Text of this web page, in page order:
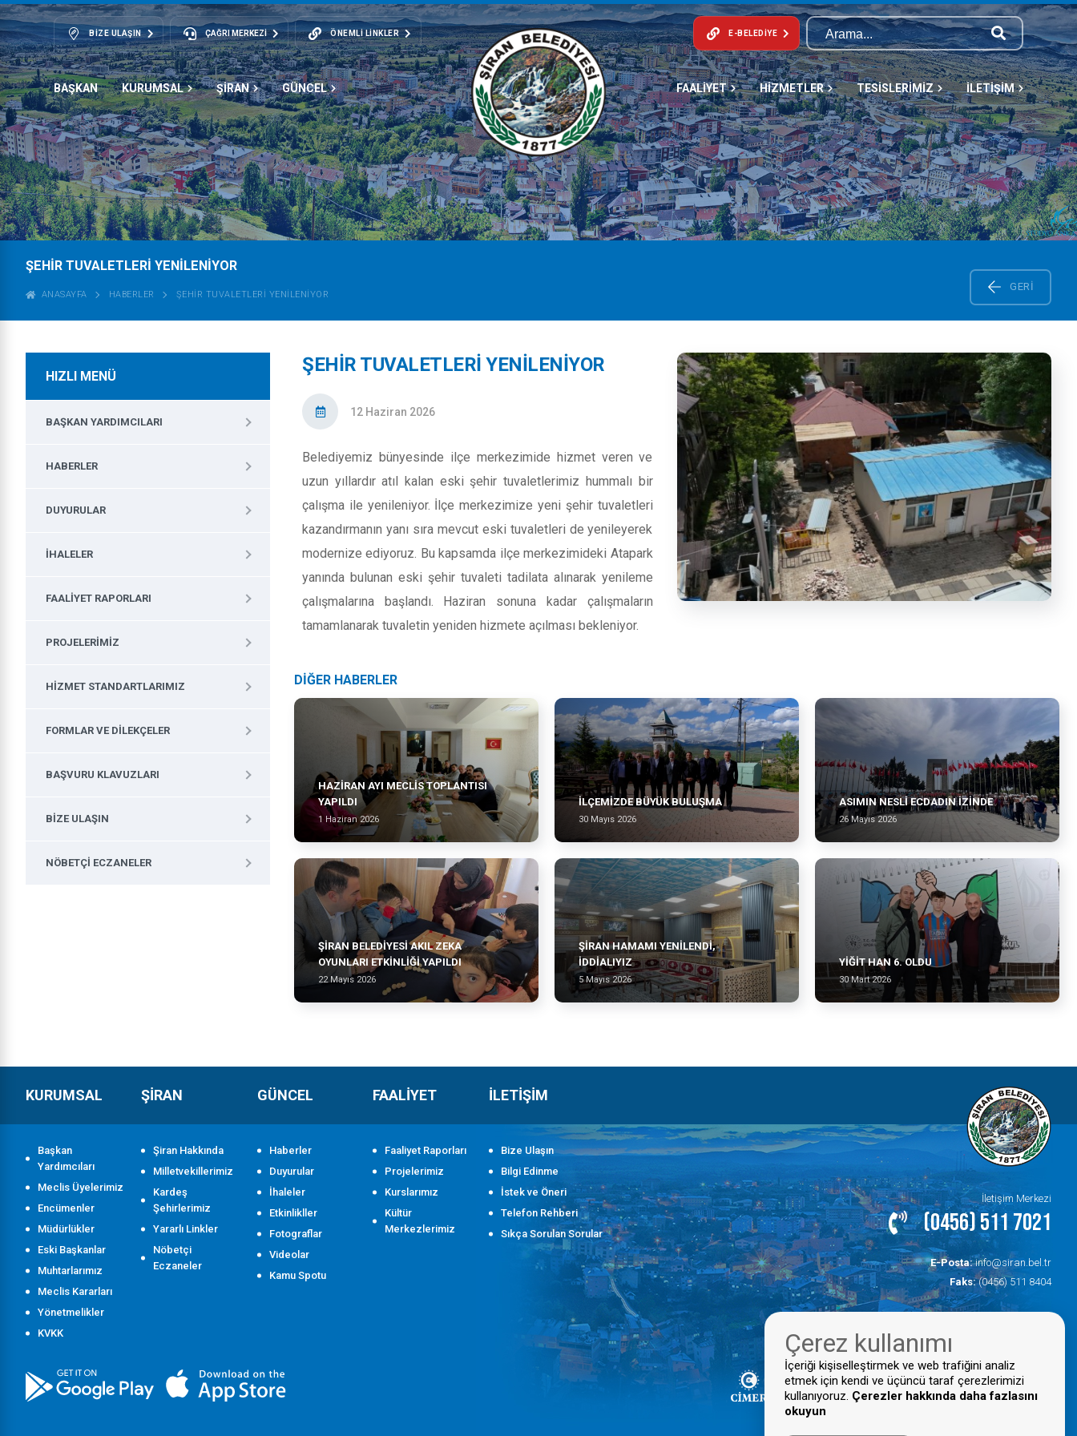
BIZE ULAŞIN ÇAĞRI MERKEZİ ÖNEMLI LINKLER E-BELEDIYE
BAŞKAN KURUMSAL ŞİRAN GÜNCEL FAALİYET HİZMETLER TESİSLERİMİZ İLETİŞİM
ŞEHİR TUVALETLERİ YENİLENİYOR
ANASAYFA HABERLER ŞEHİR TUVALETLERİ YENİLENİYOR
GERI
ŞEHİR TUVALETLERİ YENİLENİYOR
12 Haziran 2026
Belediyemiz bünyesinde ilçe merkezimide hizmet veren ve
uzun yıllardır atıl kalan eski şehir tuvaletlerimiz hummalı bir
çalışma ile yenileniyor. İlçe merkezimize yeni şehir tuvaletleri
kazandırmanın yanı sıra mevcut eski tuvaletleri de yenileyerek
modernize ediyoruz. Bu kapsamda ilçe merkezimideki Atapark
yanında bulunan eski şehir tuvaleti tadilata alınarak yenileme
çalışmalarına başlandı. Haziran sonuna kadar çalışmaların
tamamlanarak tuvaletin yeniden hizmete açılması bekleniyor.
DİĞER HABERLER
HAZİRAN AYI MECLİS TOPLANTISI
YAPILDI
1 Haziran 2026
İLÇEMİZDE BÜYÜK BULUŞMA
30 Mayıs 2026
ASIMIN NESLI ECDADIN İZINDE
26 Mayıs 2026
ŞİRAN BELEDİYESİ AKIL ZEKA
OYUNLARI ETKİNLİĞİ YAPILDI
22 Mayıs 2026
ŞİRAN HAMAMI YENİLENDİ,
İDDİALIYIZ
5 Mayıs 2026
YIĞIT HAN 6. OLDU
30 Mart 2026
HIZLI MENÜ
BAŞKAN YARDIMCILARI
HABERLER
DUYURULAR
İHALELER
FAALIYET RAPORLARI
PROJELERIMIZ
HIZMET STANDARTLARIMIZ
FORMLAR VE DILEKÇELER
BAŞVURU KLAVUZLARI
BIZE ULAŞIN
NÖBETÇI ECZANELER
KURUMSAL
Başkan
Yardımcıları
Meclis Üyelerimiz
Encümenler
Müdürlükler
Eski Başkanlar
Muhtarlarımız
Meclis Kararları
Yönetmelikler
KVKK
ŞİRAN
Şiran Hakkında
Milletvekillerimiz
Kardeş
Şehirlerimiz
Yararlı Linkler
Nöbetçi
Eczaneler
GÜNCEL
Haberler
Duyurular
İhaleler
Etkinlikller
Fotograflar
Videolar
Kamu Spotu
FAALİYET
Faaliyet Raporları
Projelerimiz
Kurslarımız
Kültür
Merkezlerimiz
İLETİŞİM
Bize Ulaşın
Bilgi Edinme
İstek ve Öneri
Telefon Rehberi
Sıkça Sorulan Sorular
İletişim Merkezi
(0456) 511 7021
E-Posta:info@siran.bel.tr
Faks:(0456) 511 8404
Çerez kullanımı
İçeriği kişiselleştirmek ve web trafiğini analiz
etmek için kendi ve üçüncü taraf çerezlerimizi
kullanıyoruz. Çerezler hakkında daha fazlasını
okuyun